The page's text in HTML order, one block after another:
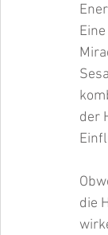
der
die